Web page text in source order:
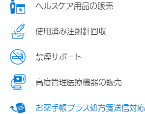
ヘルスケア用品の販売
使用済み注射針回収
禁煙サポート
高度管理医療機器の販売
お薬手帳プラス処方箋送信対応